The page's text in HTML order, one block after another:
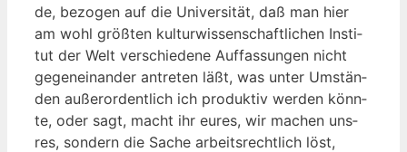
de, bezo­gen auf die Uni­ver­si­tät, daß man hier
am wohl größ­ten kul­tur­wis­sen­schaft­li­chen Insti­
tut der Welt ver­schie­de­ne Auf­fas­sun­gen nicht
gegen­ein­an­der antre­ten läßt, was unter Umstän­
den außer­or­dent­lich ich pro­duk­tiv wer­den könn­
te, oder sagt, macht ihr eures, wir machen uns­
res, son­dern die Sache arbeits­recht­lich löst,